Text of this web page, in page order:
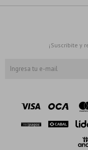
¡Suscribite y